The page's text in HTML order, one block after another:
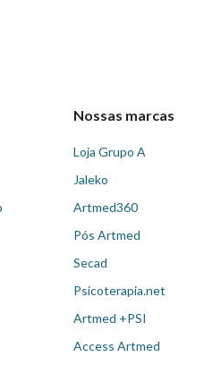
Nossas marcas
Loja Grupo A
Jaleko
Artmed360
Pós Artmed
Secad
Psicoterapia.net
Artmed +PSI
Access Artmed